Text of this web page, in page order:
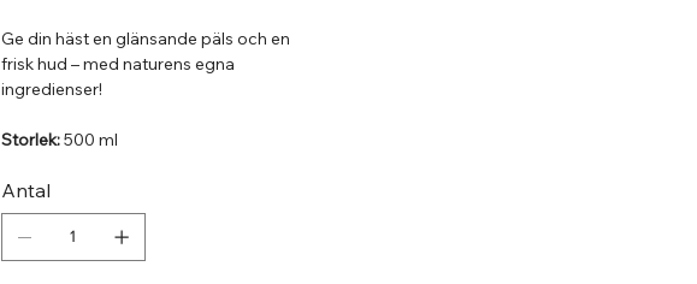
Ge din häst en glänsande päls och en
frisk hud – med naturens egna
ingredienser!
Storlek:500 ml
Antal